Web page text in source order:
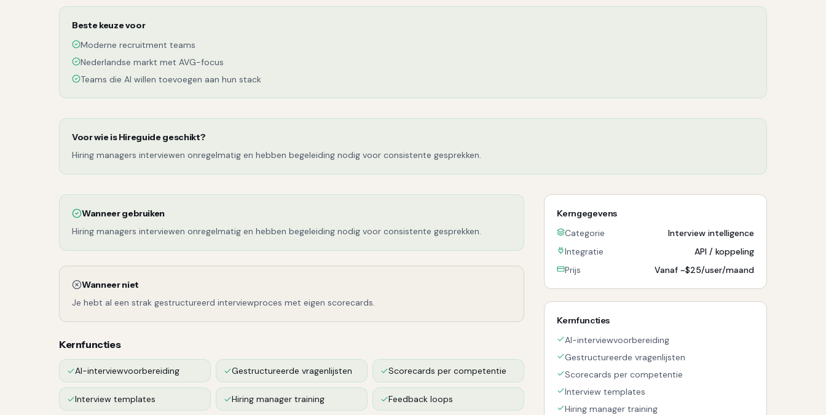
Beste keuze voor
Moderne recruitment teams
Nederlandse markt met AVG-focus
Teams die AI willen toevoegen aan hun stack
Voor wie isHireguidegeschikt?
Hiring managers interviewen onregelmatig en hebben begeleiding nodig voor consistente gesprekken.
Wanneer gebruiken
Hiring managers interviewen onregelmatig en hebben begeleiding nodig voor consistente gesprekken.
Wanneer niet
Je hebt al een strak gestructureerd interviewproces met eigen scorecards.
Kernfuncties
AI-interviewvoorbereiding Gestructureerde vragenlijsten Scorecards per competentie
Interview templates Hiring manager training Feedback loops
Kerngegevens
Categorie
Interview intelligence
Integratie
API / koppeling
Prijs
Vanaf ~$25/user/maand
Kernfuncties
AI-interviewvoorbereiding
Gestructureerde vragenlijsten
Scorecards per competentie
Interview templates
Hiring manager training